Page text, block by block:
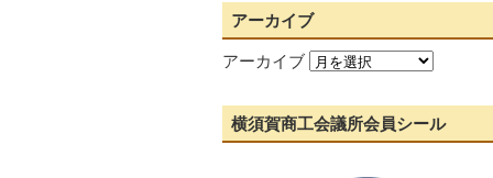
アーカイブ
アーカイブ
横須賀商工会議所会員シール